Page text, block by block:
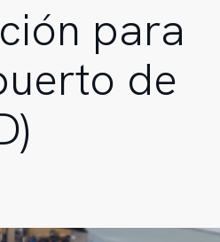
para
de